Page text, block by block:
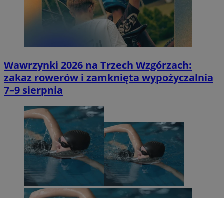
Wawrzynki 2026 na Trzech Wzgórzach:
zakaz rowerów i zamknięta wypożyczalnia
7–9 sierpnia